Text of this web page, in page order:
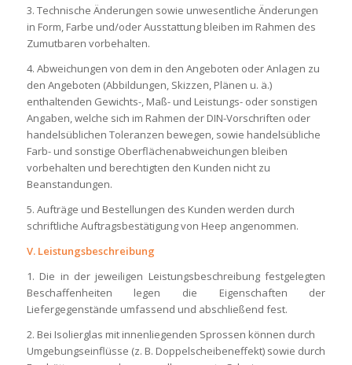
3. Technische Änderungen sowie unwesentliche Änderungen
in Form, Farbe und/oder Ausstattung bleiben im Rahmen des
Zumutbaren vorbehalten.
4. Abweichungen von dem in den Angeboten oder Anlagen zu
den Angeboten (Abbildungen, Skizzen, Plänen u. ä.)
enthaltenden Gewichts-, Maß- und Leistungs- oder sonstigen
Angaben, welche sich im Rahmen der DIN-Vorschriften oder
handelsüblichen Toleranzen bewegen, sowie handelsübliche
Farb- und sonstige Oberflächenabweichungen bleiben
vorbehalten und berechtigten den Kunden nicht zu
Beanstandungen.
5. Aufträge und Bestellungen des Kunden werden durch
schriftliche Auftragsbestätigung von Heep angenommen.
V. Leistungsbeschreibung
1. Die in der jeweiligen Leistungsbeschreibung festgelegten
Beschaffenheiten legen die Eigenschaften der
Liefergegenstände umfassend und abschließend fest.
2. Bei Isolierglas mit innenliegenden Sprossen können durch
Umgebungseinflüsse (z. B. Doppelscheibeneffekt) sowie durch